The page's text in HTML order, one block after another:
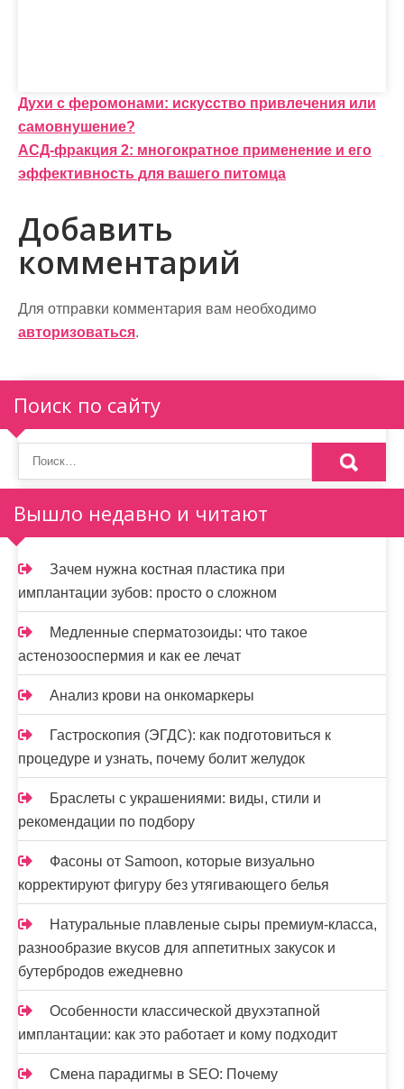
Н
а
в
и
г
а
ц
и
я
п
о
з
а
п
и
с
я
м
Духи с феромонами: искусство привлечения или
самовнушение?
АСД-фракция 2: многократное применение и его
эффективность для вашего питомца
Добавить
комментарий
Для отправки комментария вам необходимо
авторизоваться.
Поиск по сайту
Вышло недавно и читают
Зачем нужна костная пластика при
имплантации зубов: просто о сложном
Медленные сперматозоиды: что такое
астенозооспермия и как ее лечат
Анализ крови на онкомаркеры
Гастроскопия (ЭГДС): как подготовиться к
процедуре и узнать, почему болит желудок
Браслеты с украшениями: виды, стили и
рекомендации по подбору
Фасоны от Samoon, которые визуально
корректируют фигуру без утягивающего белья
Натуральные плавленые сыры премиум-класса,
разнообразие вкусов для аппетитных закусок и
бутербродов ежедневно
Особенности классической двухэтапной
имплантации: как это работает и кому подходит
Смена парадигмы в SEO: Почему